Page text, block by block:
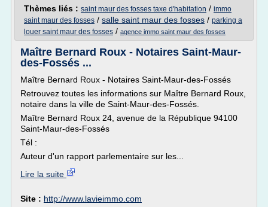
Thèmes liés : saint maur des fosses taxe d'habitation / immo
saint maur des fosses / salle saint maur des fosses / parking a
louer saint maur des fosses / agence immo saint maur des fosses
Maître Bernard Roux - Notaires Saint-Maur-
des-Fossés ...
Maître Bernard Roux - Notaires Saint-Maur-des-Fossés
Retrouvez toutes les informations sur Maître Bernard Roux,
notaire dans la ville de Saint-Maur-des-Fossés.
Maître Bernard Roux 24, avenue de la République 94100
Saint-Maur-des-Fossés
Tél :
Auteur d'un rapport parlementaire sur les...
Lire la suite
Site : http://www.lavieimmo.com